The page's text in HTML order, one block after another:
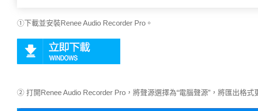
①下載並安裝Renee Audio Recorder Pro。
② 打開Renee Audio Recorder Pro，將聲源選擇為“電腦聲源”，將匯出格式